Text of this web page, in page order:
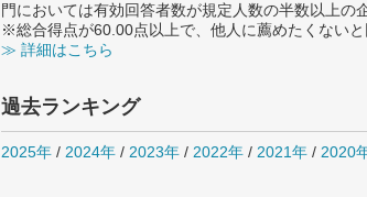
門においては有効回答者数が規定人数の半数以上の
※総合得点が60.00点以上で、他人に薦めたくない
≫ 詳細はこちら
過去ランキング
2025年 / 2024年 / 2023年 / 2022年 / 2021年 / 2020